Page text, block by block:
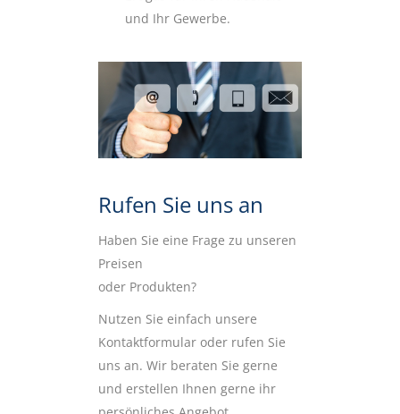
und Ihr Gewerbe.
Rufen Sie uns an
Haben Sie eine Frage zu unseren
Preisen
oder Produkten?
Nutzen Sie einfach unsere
Kontaktformular oder rufen Sie
uns an. Wir beraten Sie gerne
und erstellen Ihnen gerne ihr